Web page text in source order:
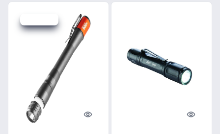
Quick look Quick